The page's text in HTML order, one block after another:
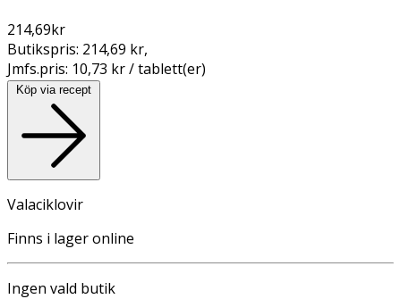
214,69kr
Butikspris: 214,69 kr,
Jmfs.pris: 10,73 kr / tablett(er)
Köp via recept
Valaciklovir
Finns i lager online
Ingen vald butik